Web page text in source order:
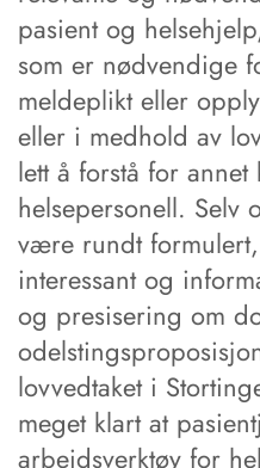
pasient og
som er nødvendige
meldeplikt eller
eller i medhold av
lett å forstå for annet
helsepersonell. Selv
være rundt
interessant og
og presisering om
lovvedtaket i
meget klart at
arbeidsverktøy for